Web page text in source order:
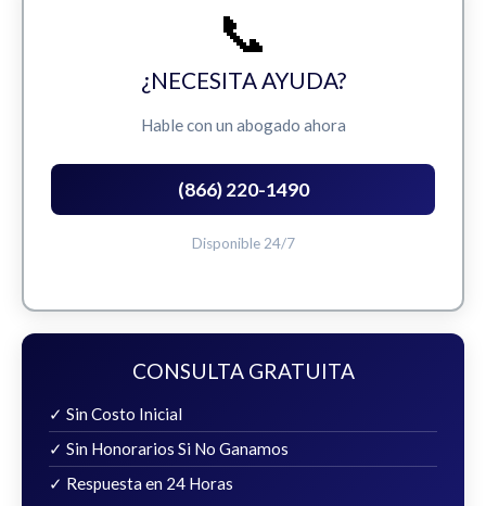
📞
¿NECESITA AYUDA?
Hable con un abogado ahora
(866) 220-1490
Disponible 24/7
CONSULTA GRATUITA
✓ Sin Costo Inicial
✓ Sin Honorarios Si No Ganamos
✓ Respuesta en 24 Horas